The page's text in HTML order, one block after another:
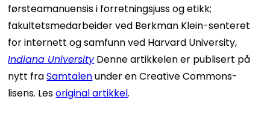
førsteamanuensis i forretningsjuss og etikk;
fakultetsmedarbeider ved Berkman Klein-senteret
for internett og samfunn ved Harvard University,
Indiana UniversityDenne artikkelen er publisert på
nytt fraSamtalenunder en Creative Commons-
lisens. Lesoriginal artikkel.